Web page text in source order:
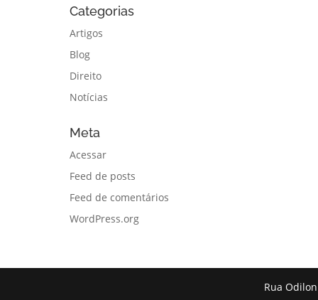
Categorias
Artigos
Blog
Direito
Notícias
Meta
Acessar
Feed de posts
Feed de comentários
WordPress.org
Rua